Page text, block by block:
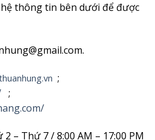
thông tin bên dưới để được
;
;
– Thứ 7 / 8:00 AM – 17:00 PM